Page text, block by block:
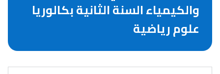
والكيمياء السنة الثانية بكالوريا
علوم رياضية